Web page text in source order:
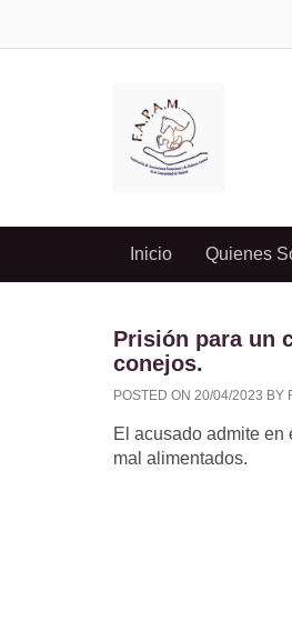
Inicio Quienes
Prisión para un
conejos.
POSTED ON 20/04/2023 BY
El acusado admite
mal alimentados.